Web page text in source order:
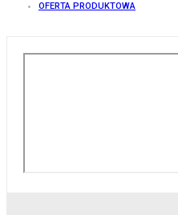
OFERTA PRODUKTOWA